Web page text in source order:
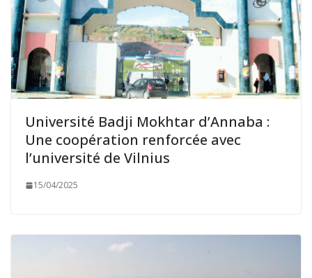
Université Badji Mokhtar d’Annaba :
Une coopération renforcée avec
l’université de Vilnius
15/04/2025